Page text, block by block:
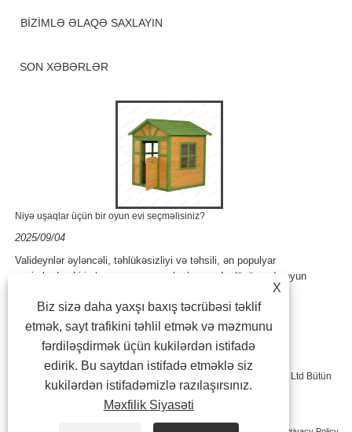
BIZIMLƏ ƏLAQƏ SAXLAYIN
SON XƏBƏRLƏR
Niyə uşaqlar üçün bir oyun evi seçməlisiniz?
2025/09/04
Valideynlər əyləncəli, təhlükəsizliyi və təhsili, ən populyar
seçimlərdən biri olan açıq oyuncaqlar haqqında düşünəndə oyun
Müəllif hüquqları © 2023 Ningbo Longteng Açıq məhsulları Co, Ltd Bütün
hüquqlar qorunur.
X
Biz sizə daha yaxşı baxış təcrübəsi təklif
etmək, sayt trafikini təhlil etmək və məzmunu
fərdiləşdirmək üçün kukilərdən istifadə
edirik. Bu saytdan istifadə etməklə siz
kukilərdən istifadəmizlə razılaşırsınız.
Məxfilik Siyasəti